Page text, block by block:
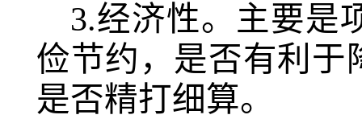
3.经济性。主要是
俭节约，是否有利于
是否精打细算。